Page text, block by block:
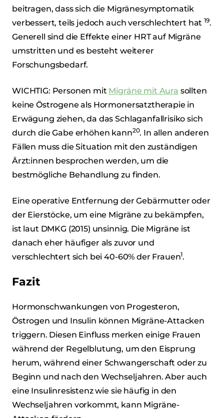
beitragen, dass sich die Migränesymptomatik
verbessert, teils jedoch auch verschlechtert hat 19.
Generell sind die Effekte einer HRT auf Migräne
umstritten und es besteht weiterer
Forschungsbedarf.
WICHTIG: Personen mit Migräne mit Aura sollten
keine Östrogene als Hormonersatztherapie in
Erwägung ziehen, da das Schlaganfallrisiko sich
durch die Gabe erhöhen kann20. In allen anderen
Fällen muss die Situation mit den zuständigen
Ärzt:innen besprochen werden, um die
bestmögliche Behandlung zu finden.
Eine operative Entfernung der Gebärmutter oder
der Eierstöcke, um eine Migräne zu bekämpfen,
ist laut DMKG (2015) unsinnig. Die Migräne ist
danach eher häufiger als zuvor und
verschlechtert sich bei 40-60% der Frauen1.
Fazit
Hormonschwankungen von Progesteron,
Östrogen und Insulin können Migräne-Attacken
triggern. Diesen Einfluss merken einige Frauen
während der Regelblutung, um den Eisprung
herum, während einer Schwangerschaft oder zu
Beginn und nach den Wechseljahren. Aber auch
eine Insulinresistenz wie sie häufig in den
Wechseljahren vorkommt, kann Migräne-